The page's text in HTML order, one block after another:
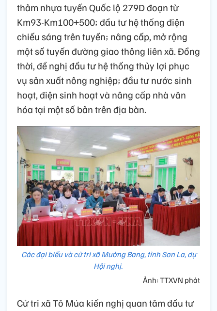
thảm nhựa tuyến Quốc lộ 279D đoạn từ
Km93-Km100+500; đầu tư hệ thống điện
chiếu sáng trên tuyến; nâng cấp, mở rộng
một số tuyến đường giao thông liên xã. Đồng
thời, đề nghị đầu tư hệ thống thủy lợi phục
vụ sản xuất nông nghiệp; đầu tư nước sinh
hoạt, điện sinh hoạt và nâng cấp nhà văn
hóa tại một số bản trên địa bàn.
Các đại biểu và cử tri xã Mường Bang, tỉnh Sơn La, dự
Hội nghị.
Ảnh: TTXVN phát
Cử tri xã Tô Múa kiến nghị quan tâm đầu tư